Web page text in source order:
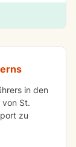
in den
St.
zu